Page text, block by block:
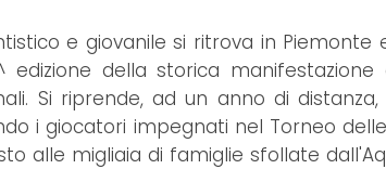
e giovanile si ritrova in
della storica
Si riprende, ad un anno di
i giocatori impegnati nel Torneo
alle migliaia di famiglie sfollate